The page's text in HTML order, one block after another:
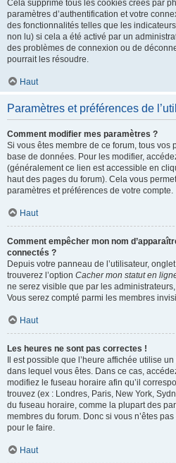
Cela supprime tous les cookies créés par
paramètres d’authentification et votre
des fonctionnalités telles que les
non lu) si cela a été activé par un
des problèmes de connexion ou de
pourrait les résoudre.
Haut
Paramètres et préférences de
Comment modifier mes paramètres ?
Si vous êtes membre de ce forum, tous vos
base de données. Pour les modifier,
(généralement ce lien est accessible en
haut des pages du forum). Cela vous
paramètres et préférences de votre compte.
Haut
Comment empêcher mon nom
connectés ?
Depuis votre panneau de l’utilisateur,
trouverez l’option Cacher mon statut en
ne serez visible que par les
Vous serez compté parmi les membres
Haut
Les heures ne sont pas correctes !
Il est possible que l’heure affichée utilise
dans lequel vous êtes. Dans ce cas,
modifiez le fuseau horaire afin qu’il
trouvez (ex : Londres, Paris, New York,
du fuseau horaire, comme la plupart des
membres du forum. Donc si vous n’êtes
pour le faire.
Haut